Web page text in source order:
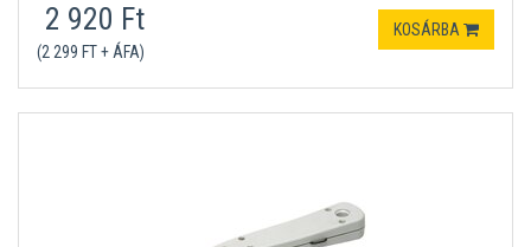
2 920 Ft
(2 299 FT + ÁFA)
KOSÁRBA